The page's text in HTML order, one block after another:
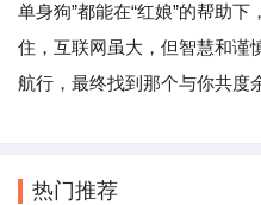
单身狗”都能在“红娘”的帮助
住，互联网虽大，但智慧和谨
航行，最终找到那个与你共度
热门推荐